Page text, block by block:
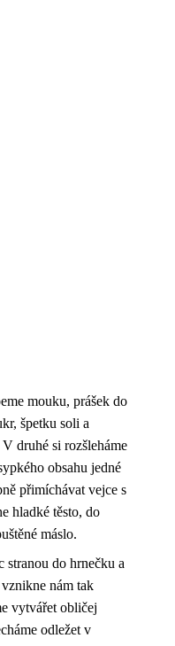
mouku, prášek do
špetku soli a
druhé si rozšleháme
obsahu jedné
přimíchávat vejce s
hladké těsto, do
máslo.
stranou do hrnečku a
nám tak
vytvářet obličej
odležet v